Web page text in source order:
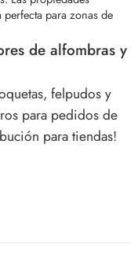
perfecta para zonas de
de alfombras y
felpudos y
para pedidos de
para tiendas!